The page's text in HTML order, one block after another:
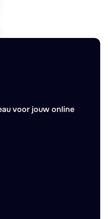
voor jouw online